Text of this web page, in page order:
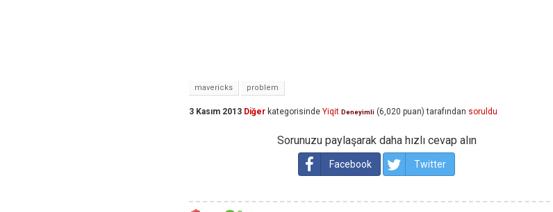
mavericks problem
3 Kasım 2013 Diğer kategorisinde Yiqit Deneyimli (6,020 puan) tarafından soruldu
Sorunuzu paylaşarak daha hızlı cevap alın
Facebook Twitter